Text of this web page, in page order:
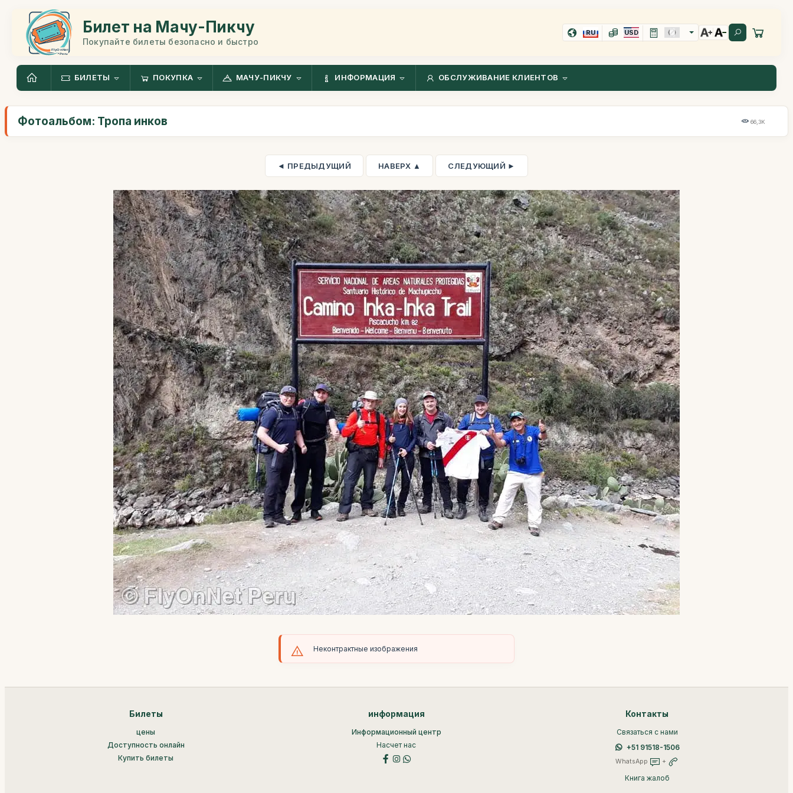
Билет на Мачу-Пикчу
Покупайте билеты безопасно и быстро
RU USD
БИЛЕТЫ ПОКУПКА МАЧУ-ПИКЧУ ИНФОРМАЦИЯ ОБСЛУЖИВАНИЕ КЛИЕНТОВ
Фотоальбом: Тропа инков 66,3K
◄ ПРЕДЫДУЩИЙ НАВЕРХ ▲ СЛЕДУЮЩИЙ ►
Неконтрактные изображения
Билеты
цены
Доступность онлайн
Купить билеты
информация
Информационный центр
Насчет нас
Контакты
Связаться с нами
+51 91518-1506
WhatsApp +
Книга жалоб